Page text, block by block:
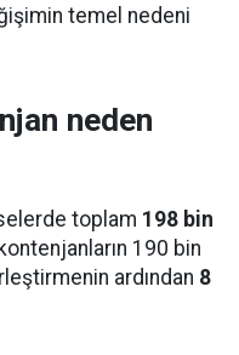
temel nedeni
neden
toplam 198 bin
190 bin
ardından 8